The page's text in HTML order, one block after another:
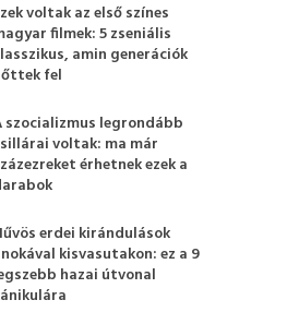
voltak az első színes
filmek: 5 zseniális
amin generációk
fel
szocializmus legrondább
voltak: ma már
érhetnek ezek a
erdei kirándulások
kisvasutakon: ez a 9
hazai útvonal